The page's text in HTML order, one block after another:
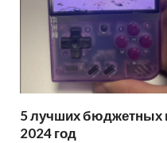
5 лучших бюджетных
2024 год